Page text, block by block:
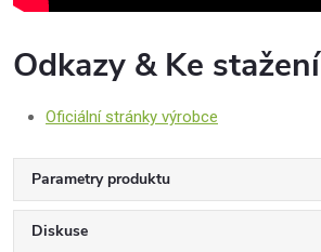
Odkazy & Ke stažení
Oficiální stránky výrobce
Parametry produktu
Diskuse